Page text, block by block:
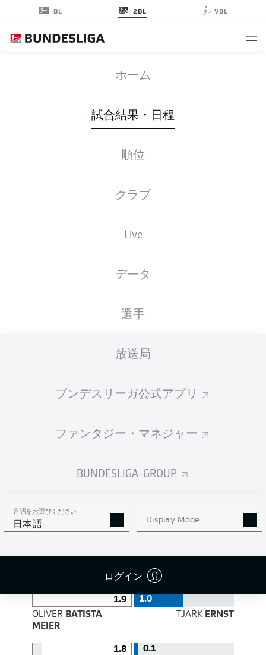
BL 2BL VBL
ホーム
試合結果・日程
順位
クラブ
Live
データ
選手
放送局
ブンデスリーガ公式アプリ
ファンタジー・マネジャー
BUNDESLIGA-GROUP
言語をお選びください
日本語 Display Mode
ログイン
ULM BSC
2 3
スターティングメンバー
1.28
392 359
81 % 成功率 74 %
PASS EFFICIENCY
1.9
1.0
OLIVER BATISTA
MEIER
TJARKERNST
1.8
0.1